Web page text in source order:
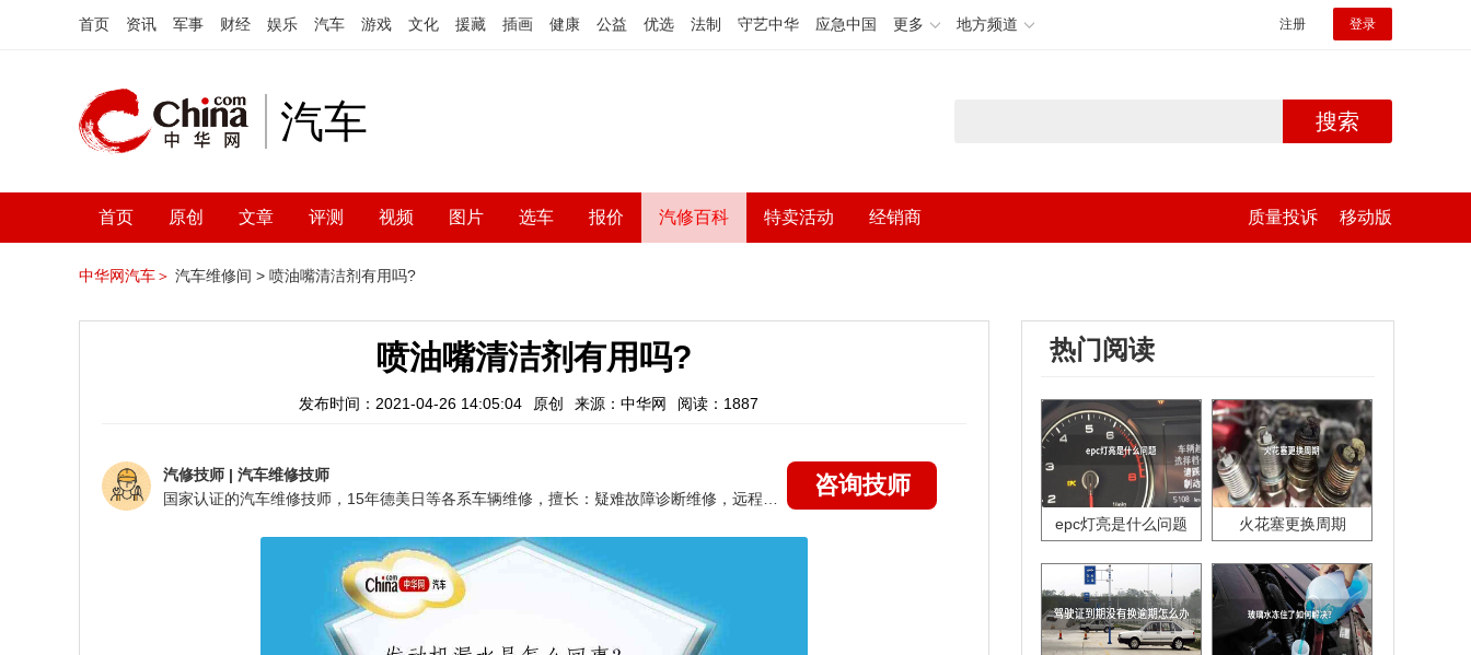
首页 资讯 军事 财经 娱乐 汽车 游戏 文化 援藏 插画 健康 公益 优选 法制 守艺中华 应急中国 更多 地方频道 注册 登录
汽车 搜索
首页 原创 文章 评测 视频 图片 选车 报价 汽修百科 特卖活动 经销商 质量投诉 移动版
中华网汽车＞ 汽车维修间 > 喷油嘴清洁剂有用吗?
喷油嘴清洁剂有用吗?
发布时间：2021-04-26 14:05:04 原创 来源：中华网 阅读：1887
汽修技师 | 汽车维修技师
咨询技师
热门阅读
epc灯亮是什么问题 火花塞更换周期